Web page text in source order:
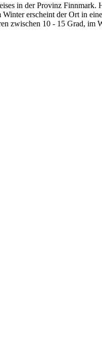
in der Provinz
erscheint der Ort in
zwischen 10 - 15 Grad, im